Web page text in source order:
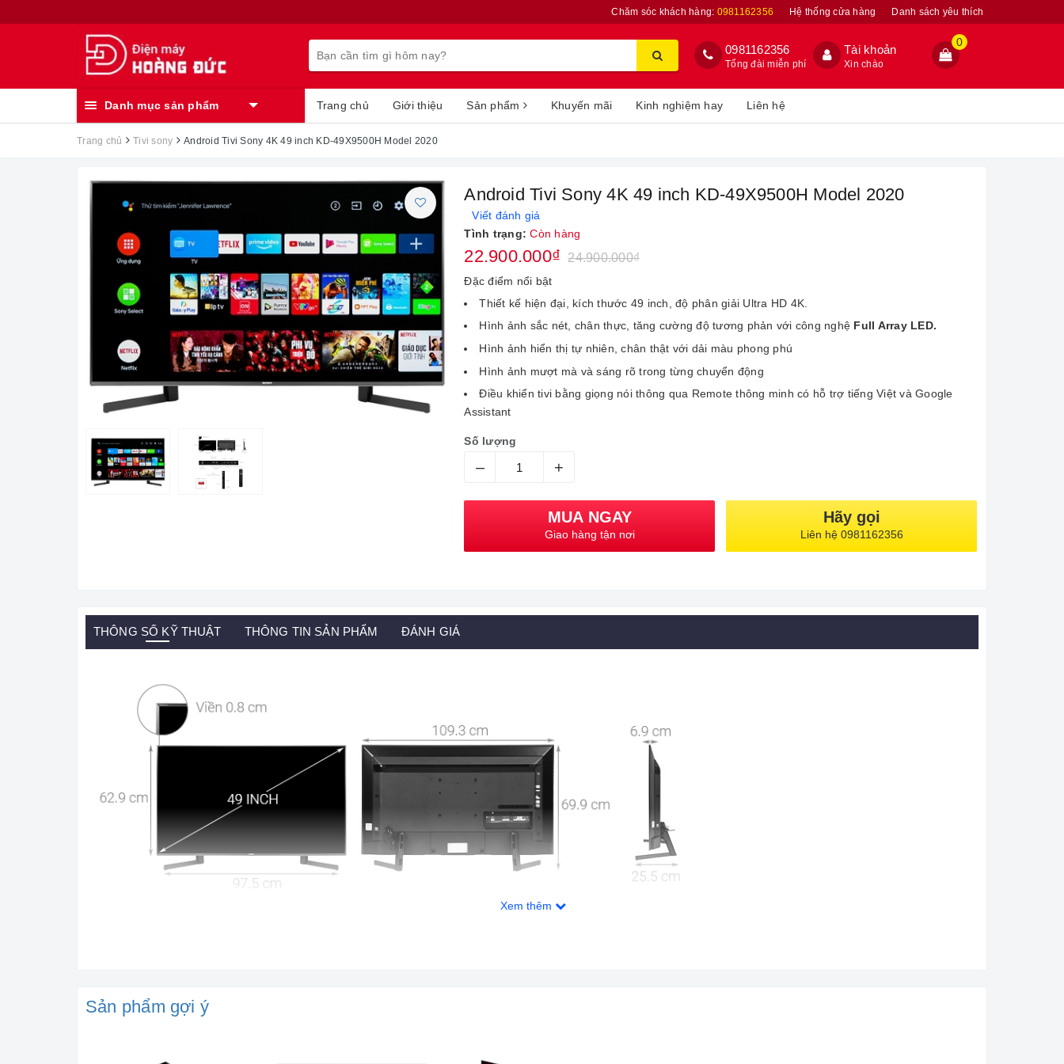
Chăm sóc khách hàng: 0981162356 Hệ thống cửa hàng Danh sách yêu thích
0981162356
Tổng đài miễn phí
Tài khoản
Xin chào
0
Danh mục sản phẩm Trang chủ Giới thiệu Sản phẩm Khuyến mãi Kinh nghiệm hay Liên hệ
Trang chủ Tivi sony Android Tivi Sony 4K 49 inch KD-49X9500H Model 2020
Android Tivi Sony 4K 49 inch KD-49X9500H Model 2020
Viết đánh giá
Tình trạng: Còn hàng
22.900.000₫ 24.900.000₫
Đặc điểm nổi bật
Thiết kế hiện đại, kích thước 49 inch, độ phân giải Ultra HD 4K.
Hình ảnh sắc nét, chân thực, tăng cường độ tương phản với công nghệ Full Array LED.
Hình ảnh hiển thị tự nhiên, chân thật với dải màu phong phú
Hình ảnh mượt mà và sáng rõ trong từng chuyển động
Điều khiển tivi bằng giọng nói thông qua Remote thông minh có hỗ trợ tiếng Việt và Google
Assistant
Số lượng
– +
MUA NGAY
Giao hàng tận nơi
Hãy gọi
Liên hệ 0981162356
THÔNG SỐ KỸ THUẬT THÔNG TIN SẢN PHẨM ĐÁNH GIÁ
Xem thêm
Sản phẩm gợi ý